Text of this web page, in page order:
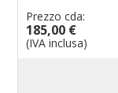
Prezzo cda:
185,00 €
(IVA inclusa)